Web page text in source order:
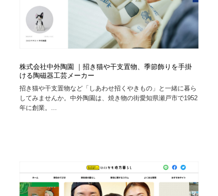
株式会社中外陶園 ｜招き猫や干支置物、季節飾りを手掛
ける陶磁器工芸メーカー
招き猫や干支置物など「しあわせ招くやきもの」と一緒に暮ら
してみませんか。中外陶園は、焼き物の街愛知県瀬戸市で1952
年に創業。...